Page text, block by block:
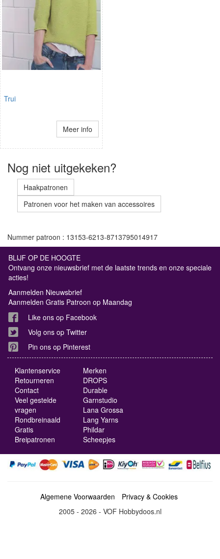
Trui
Meer info
Nog niet uitgekeken?
Haakpatronen
Patronen voor het maken van accessoires
Nummer patroon : 13153-6213-8713795014917
BLIJF OP DE HOOGTE
Ontvang onze nieuwsbrief met de laatste trends en onze speciale
acties!
Aanmelden Nieuwsbrief
Aanmelden Gratis Patroon op Maandag
Like ons op Facebook
Volg ons op Twitter
Pin ons op Pinterest
Klantenservice
Retourneren
Contact
Veel gestelde
vragen
Rondbreinaald
Gratis
Breipatronen
Merken
DROPS
Durable
Garnstudio
Lana Grossa
Lang Yarns
Phildar
Scheepjes
Algemene Voorwaarden
Privacy & Cookies
2005 - 2026 - VOF Hobbydoos.nl